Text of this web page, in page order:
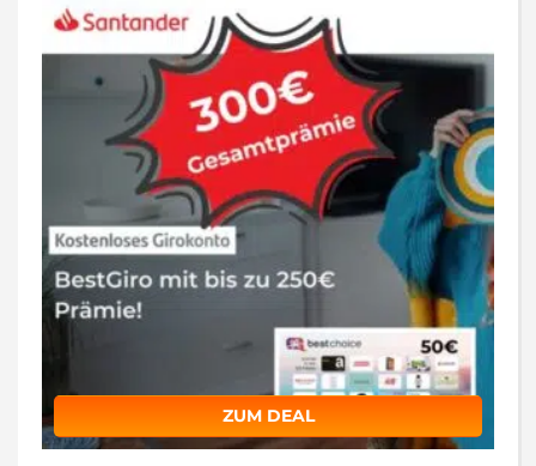
ZUM DEAL